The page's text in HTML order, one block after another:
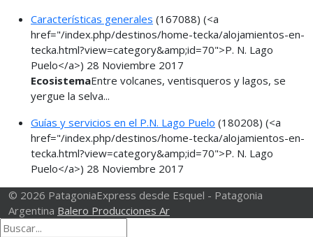
Características generales (167088) (<a
href="/index.php/destinos/home-tecka/alojamientos-en-
tecka.html?view=category&amp;id=70">P. N. Lago
Puelo</a>) 28 Noviembre 2017
EcosistemaEntre volcanes, ventisqueros y lagos, se
yergue la selva...
Guías y servicios en el P.N. Lago Puelo (180208) (<a
href="/index.php/destinos/home-tecka/alojamientos-en-
tecka.html?view=category&amp;id=70">P. N. Lago
Puelo</a>) 28 Noviembre 2017
© 2026 PatagoniaExpress desde Esquel - Patagonia
Argentina Balero Producciones Ar